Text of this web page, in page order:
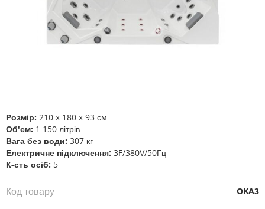
зображень
Розмір: 210 x 180 x 93 см
Об'єм: 1 150 літрів
Вага без води: 307 кг
Електричне підключення: 3F/380V/50Гц
К-сть осіб: 5
Код товару OKA3